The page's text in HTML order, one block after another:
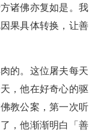
诸佛亦复如是。我
果具体转换，让善
的。这位屠夫每天
，他在好奇心的驱
教公案，第一次听
，他渐渐明白「善